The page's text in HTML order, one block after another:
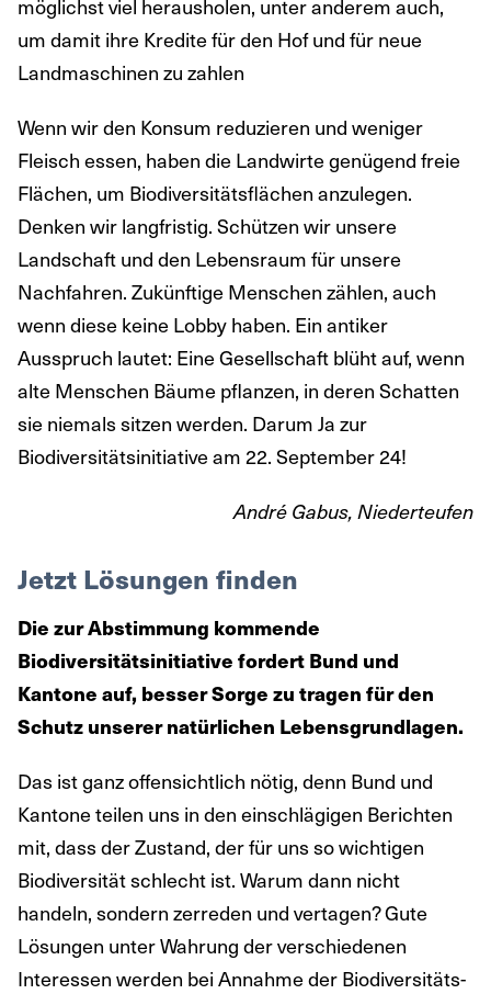
möglichst viel herausholen, unter anderem auch,
um damit ihre Kredite für den Hof und für neue
Landmaschinen zu zahlen
Wenn wir den Konsum reduzieren und weniger
Fleisch essen, haben die Landwirte genügend freie
Flächen, um Biodiversitätsflächen anzulegen.
Denken wir langfristig. Schützen wir unsere
Landschaft und den Lebensraum für unsere
Nachfahren. Zukünftige Menschen zählen, auch
wenn diese keine Lobby haben. Ein antiker
Ausspruch lautet: Eine Gesellschaft blüht auf, wenn
alte Menschen Bäume pflanzen, in deren Schatten
sie niemals sitzen werden. Darum Ja zur
Biodiversitätsinitiative am 22. September 24!
André Gabus, Niederteufen
Jetzt Lösungen finden
Die zur Abstimmung kommende
Biodiversitätsinitiative fordert Bund und
Kantone auf, besser Sorge zu tragen für den
Schutz unserer natürlichen Lebensgrundlagen.
Das ist ganz offensichtlich nötig, denn Bund und
Kantone teilen uns in den einschlägigen Berichten
mit, dass der Zustand, der für uns so wichtigen
Biodiversität schlecht ist. Warum dann nicht
handeln, sondern zerreden und vertagen? Gute
Lösungen unter Wahrung der verschiedenen
Interessen werden bei Annahme der Biodiversitäts-